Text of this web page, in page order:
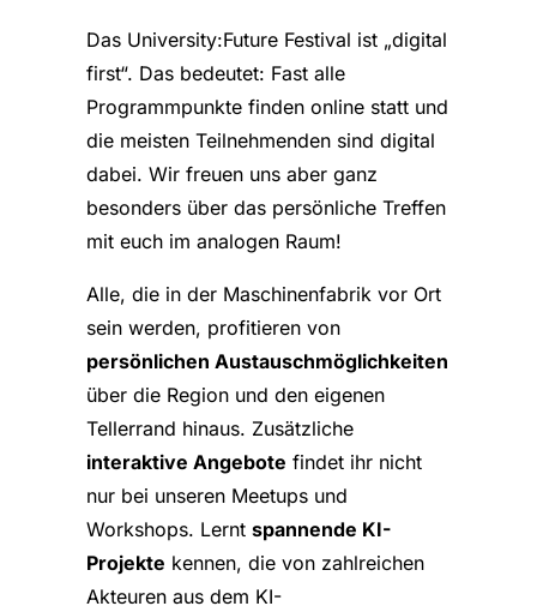
Das University:Future Festival ist „digital
first“. Das bedeutet: Fast alle
Programmpunkte finden online statt und
die meisten Teilnehmenden sind digital
dabei. Wir freuen uns aber ganz
besonders über das persönliche Treffen
mit euch im analogen Raum!
Alle, die in der Maschinenfabrik vor Ort
sein werden, profitieren von
persönlichen Austauschmöglichkeiten
über die Region und den eigenen
Tellerrand hinaus. Zusätzliche
interaktive Angebote findet ihr nicht
nur bei unseren Meetups und
Workshops. Lernt spannende KI-
Projekte kennen, die von zahlreichen
Akteuren aus dem KI-